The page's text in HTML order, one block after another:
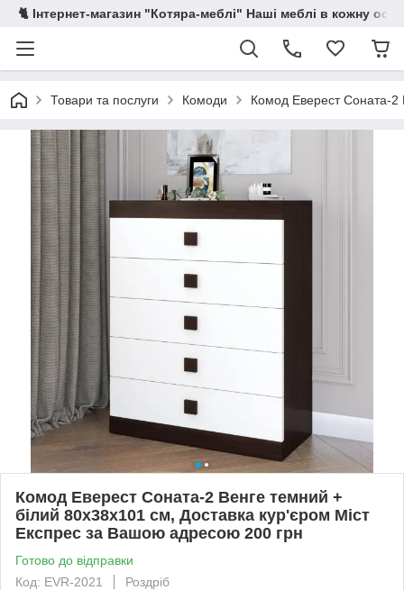
🐈 Інтернет-магазин "Котяра-меблі" Наші меблі в кожну
Товари та послуги Комоди Комод Еверест Соната-2
Комод Еверест Соната-2 Венге темний +
білий 80х38х101 см, Доставка кур'єром Міст
Експрес за Вашою адресою 200 грн
Готово до відправки
Код: EVR-2021
Роздріб